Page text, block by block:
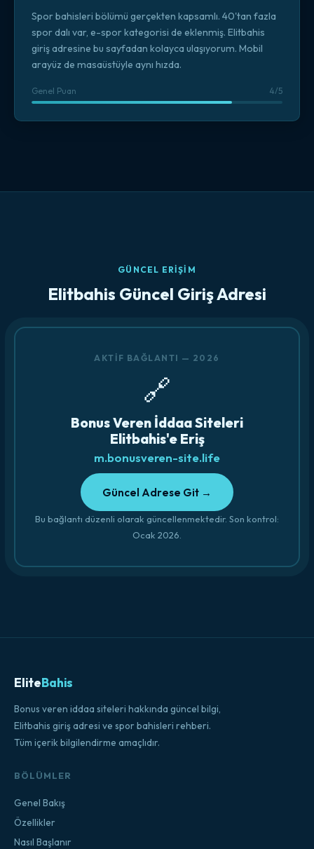
Spor bahisleri bölümü gerçekten kapsamlı. 40'tan fazla
spor dalı var, e-spor kategorisi de eklenmiş. Elitbahis
giriş adresine bu sayfadan kolayca ulaşıyorum. Mobil
arayüz de masaüstüyle aynı hızda.
Genel Puan 4/5
GÜNCEL ERIŞIM
Elitbahis Güncel Giriş Adresi
AKTIF BAĞLANTI — 2026
🔗
Bonus Veren İddaa Siteleri
Elitbahis'e Eriş
m.bonusveren-site.life
Güncel Adrese Git →
Bu bağlantı düzenli olarak güncellenmektedir. Son kontrol:
Ocak 2026.
EliteBahis
Bonus veren iddaa siteleri hakkında güncel bilgi,
Elitbahis giriş adresi ve spor bahisleri rehberi.
Tüm içerik bilgilendirme amaçlıdır.
BÖLÜMLER
Genel Bakış
Özellikler
Nasıl Başlanır